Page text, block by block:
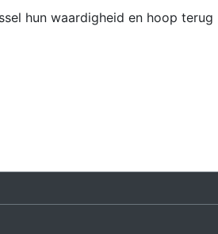
hun waardigheid en hoop terug